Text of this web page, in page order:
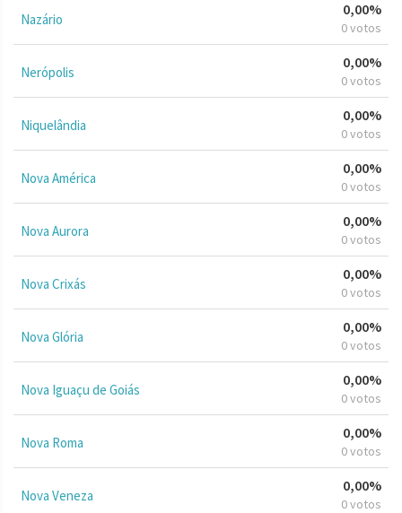
Nazário
0,00%
0 votos
Nerópolis
0,00%
0 votos
Niquelândia
0,00%
0 votos
Nova América
0,00%
0 votos
Nova Aurora
0,00%
0 votos
Nova Crixás
0,00%
0 votos
Nova Glória
0,00%
0 votos
Nova Iguaçu de Goiás
0,00%
0 votos
Nova Roma
0,00%
0 votos
Nova Veneza
0,00%
0 votos